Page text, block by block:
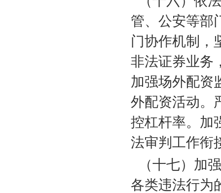
管、公安等部
门协作机制，
非法证券业务
加强场外配资
外配资活动。
控杠杆率。加
法审判工作衔
（十七）加
各类违法行为